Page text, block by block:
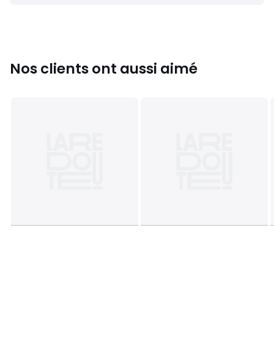
1 colis
Plan(s) de montage
Nos clients ont aussi aimé